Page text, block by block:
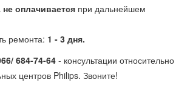
не оплачивается при дальнейшем
ремонта: 1 - 3 дня.
684-74-64 - консультации относительно
центров Philips. Звоните!